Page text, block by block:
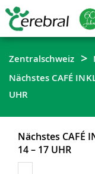
Zentralschweiz
Nächstes CAFÉ
UHR
Nächstes CAFÉ
14 – 17 UHR